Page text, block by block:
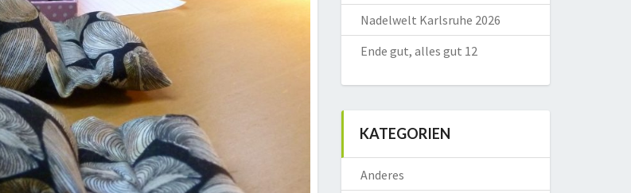
Nadelwelt Karlsruhe 2026
Ende gut, alles gut 12
KATEGORIEN
Anderes